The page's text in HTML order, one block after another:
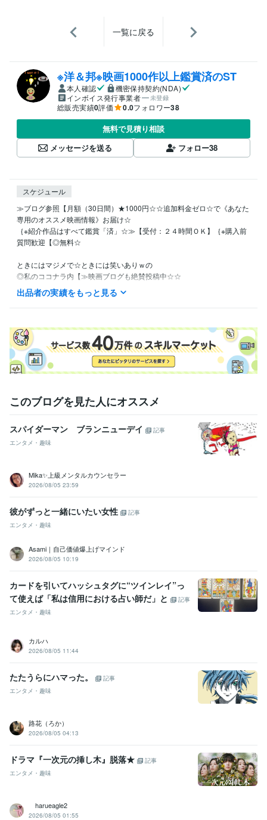
一覧に戻る
※洋＆邦※映画1000作以上鑑賞済のST
本人確認
機密保持契約(NDA)
インボイス発行事業者
未登録
総販売実績0評価 0.0フォロワー38
無料で見積り相談
メッセージを送る
フォロー38
スケジュール
≫ブログ参照【月額（30日間）★1000円☆☆追加料金ゼロ☆で《あなた
専用のオススメ映画情報》お届け☆
｛※紹介作品はすべて鑑賞「済」☆≫【受付：２４時間ＯＫ】｛※購入前
質問歓迎【◎無料☆
ときにはマジメで☆ときには笑いありｗの
◎私のココナラ内【≫映画ブログも絶賛投稿中☆☆
｛◆無料ブログ《166》記事＋◆有料ブログ《7》記事の
（《参考》◎☆100☆記事目達成日時【☆☆2024年5月7日12時54分☆
☆】）
【正式出品購入】に向けた検討材料にお使いください☆☆
以上☆
サービスご購入後は、一日※三度のコメントやり取り
※具体的な日時・その他内容は、事前打ち合わせにて☆
得意分野
住まい・美容・生活相談
お気に入り
フォロー おすすめ
出品者の実績をもっと見る
このブログを見た人にオススメ
スパイダーマン ブランニューデイ
記事
エンタメ・趣味
Mika✨上級メンタルカウンセラー
2026/08/05 23:59
彼がずっと一緒にいたい女性
記事
エンタメ・趣味
Asami｜自己価値爆上げマインド
2026/08/05 10:19
カードを引いてハッシュタグに“ツインレイ”っ
て使えば「私は信用における占い師だ」と
記事
エンタメ・趣味
カルハ
2026/08/05 11:44
たたうらにハマった。
記事
エンタメ・趣味
路花（ろか）
2026/08/05 04:13
ドラマ『一次元の挿し木』脱落★
記事
エンタメ・趣味
harueagle2
2026/08/05 01:55